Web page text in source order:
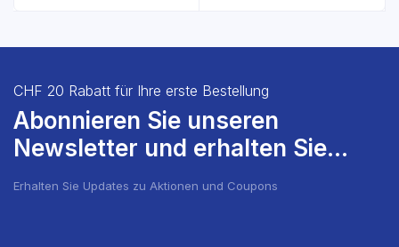
CHF 20 Rabatt für Ihre erste Bestellung
Abonnieren Sie unseren
Newsletter und erhalten Sie...
Erhalten Sie Updates zu Aktionen und Coupons